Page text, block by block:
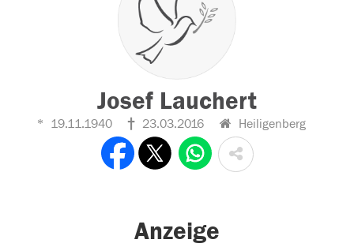
Josef Lauchert
19.11.1940 23.03.2016 Heiligenberg
Anzeige